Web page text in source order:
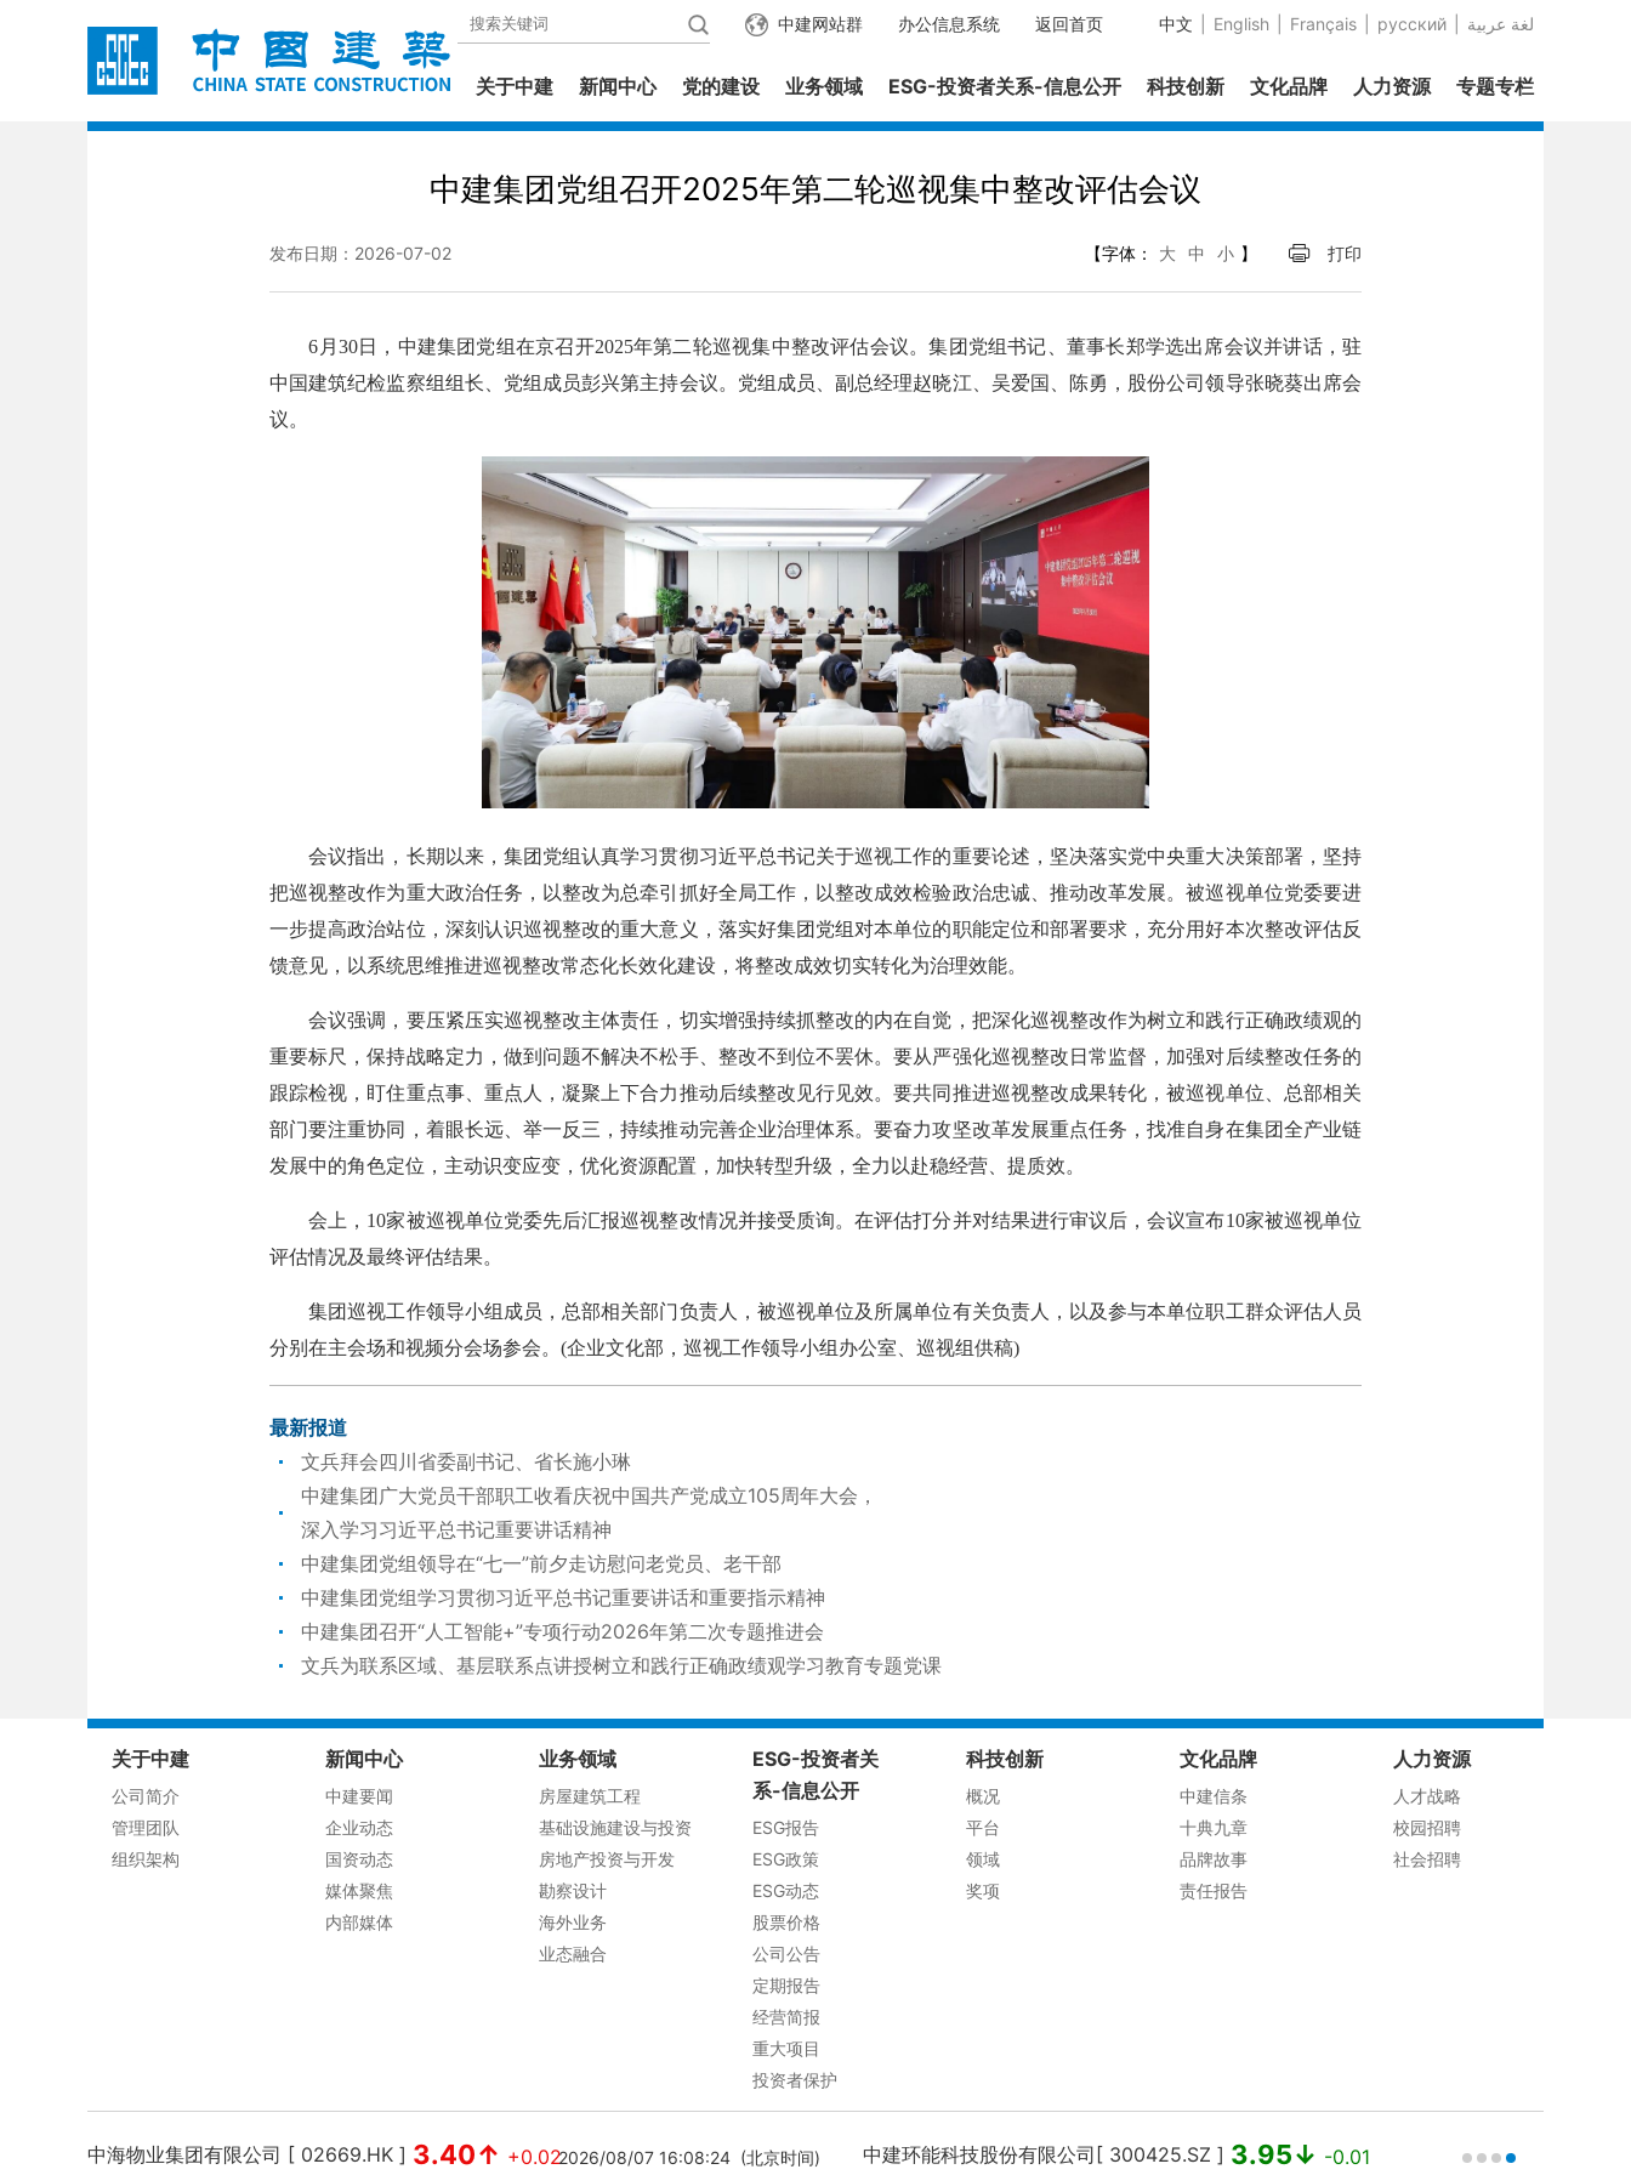
中文 English Français русский عربية‎ لغة 返回首页
办公信息系统
中建网站群
关于中建 新闻中心 党的建设 业务领域 ESG-投资者关系-信息公开 科技创新 文化品牌 人力资源 专题专栏
中建集团党组召开2025年第二轮巡视集中整改评估会议
发布日期：2026-07-02 【字体： 大 中 小 】 打印
6月30日，中建集团党组在京召开2025年第二轮巡视集中整改评估会议。集团党组书记、董事长郑学选出席会议并讲话，驻
中国建筑纪检监察组组长、党组成员彭兴第主持会议。党组成员、副总经理赵晓江、吴爱国、陈勇，股份公司领导张晓葵出席会
议。
会议指出，长期以来，集团党组认真学习贯彻习近平总书记关于巡视工作的重要论述，坚决落实党中央重大决策部署，坚持
把巡视整改作为重大政治任务，以整改为总牵引抓好全局工作，以整改成效检验政治忠诚、推动改革发展。被巡视单位党委要进
一步提高政治站位，深刻认识巡视整改的重大意义，落实好集团党组对本单位的职能定位和部署要求，充分用好本次整改评估反
馈意见，以系统思维推进巡视整改常态化长效化建设，将整改成效切实转化为治理效能。
会议强调，要压紧压实巡视整改主体责任，切实增强持续抓整改的内在自觉，把深化巡视整改作为树立和践行正确政绩观的
重要标尺，保持战略定力，做到问题不解决不松手、整改不到位不罢休。要从严强化巡视整改日常监督，加强对后续整改任务的
跟踪检视，盯住重点事、重点人，凝聚上下合力推动后续整改见行见效。要共同推进巡视整改成果转化，被巡视单位、总部相关
部门要注重协同，着眼长远、举一反三，持续推动完善企业治理体系。要奋力攻坚改革发展重点任务，找准自身在集团全产业链
发展中的角色定位，主动识变应变，优化资源配置，加快转型升级，全力以赴稳经营、提质效。
会上，10家被巡视单位党委先后汇报巡视整改情况并接受质询。在评估打分并对结果进行审议后，会议宣布10家被巡视单位
评估情况及最终评估结果。
集团巡视工作领导小组成员，总部相关部门负责人，被巡视单位及所属单位有关负责人，以及参与本单位职工群众评估人员
分别在主会场和视频分会场参会。(企业文化部，巡视工作领导小组办公室、巡视组供稿)
最新报道
文兵拜会四川省委副书记、省长施小琳
中建集团广大党员干部职工收看庆祝中国共产党成立105周年大会，
深入学习习近平总书记重要讲话精神
中建集团党组领导在“七一”前夕走访慰问老党员、老干部
中建集团党组学习贯彻习近平总书记重要讲话和重要指示精神
中建集团召开“人工智能+”专项行动2026年第二次专题推进会
文兵为联系区域、基层联系点讲授树立和践行正确政绩观学习教育专题党课
关于中建
公司简介
管理团队
组织架构
新闻中心
中建要闻
企业动态
国资动态
媒体聚焦
内部媒体
业务领域
房屋建筑工程
基础设施建设与投资
房地产投资与开发
勘察设计
海外业务
业态融合
ESG-投资者关
系-信息公开
ESG报告
ESG政策
ESG动态
股票价格
公司公告
定期报告
经营简报
重大项目
投资者保护
科技创新
概况
平台
领域
奖项
文化品牌
中建信条
十典九章
品牌故事
责任报告
人力资源
人才战略
校园招聘
社会招聘
中海物业集团有限公司 [ 02669.HK ] 3.40↑ +0.022026/08/07 16:08:24 (北京时间) 中建环能科技股份有限公司[ 300425.SZ ] 3.95↓ -0.01